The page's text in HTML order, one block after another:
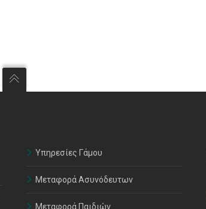
Υπηρεσίες Γάμου
Μεταφορά Ασυνόδευτων
Μεταφορά Παιδιών